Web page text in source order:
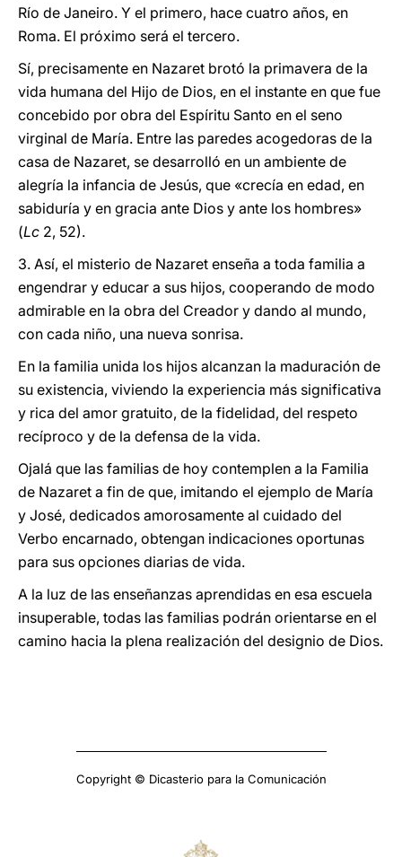
Río de Janeiro. Y el primero, hace cuatro años, en
Roma. El próximo será el tercero.
Sí, precisamente en Nazaret brotó la primavera de la
vida humana del Hijo de Dios, en el instante en que fue
concebido por obra del Espíritu Santo en el seno
virginal de María. Entre las paredes acogedoras de la
casa de Nazaret, se desarrolló en un ambiente de
alegría la infancia de Jesús, que «crecía en edad, en
sabiduría y en gracia ante Dios y ante los hombres»
(Lc 2, 52).
3. Así, el misterio de Nazaret enseña a toda familia a
engendrar y educar a sus hijos, cooperando de modo
admirable en la obra del Creador y dando al mundo,
con cada niño, una nueva sonrisa.
En la familia unida los hijos alcanzan la maduración de
su existencia, viviendo la experiencia más significativa
y rica del amor gratuito, de la fidelidad, del respeto
recíproco y de la defensa de la vida.
Ojalá que las familias de hoy contemplen a la Familia
de Nazaret a fin de que, imitando el ejemplo de María
y José, dedicados amorosamente al cuidado del
Verbo encarnado, obtengan indicaciones oportunas
para sus opciones diarias de vida.
A la luz de las enseñanzas aprendidas en esa escuela
insuperable, todas las familias podrán orientarse en el
camino hacia la plena realización del designio de Dios.
Copyright © Dicasterio para la Comunicación